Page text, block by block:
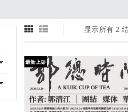
显示所有 2
最新上架